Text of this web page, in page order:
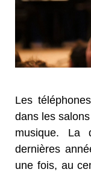
Les
dans les
musique. La
dernières
une fois, au